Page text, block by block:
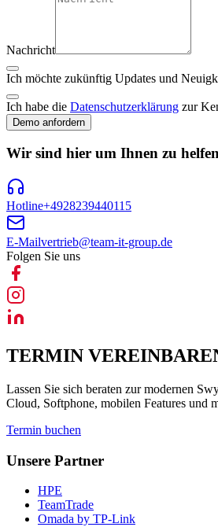
Nachricht
Ich möchte zukünftig Updates und
Ich habe die Datenschutzerklärung zur
Demo anfordern
Wir sind hier um Ihnen zu
Hotline+4928239440115
E-Mailvertrieb@team-it-group.de
Folgen Sie uns
TERMIN
Lassen Sie sich beraten zur modernen
Cloud, Softphone, mobilen Features und
Termin buchen
Unsere Partner
HPE
TeamTrade
Omada by TP-Link